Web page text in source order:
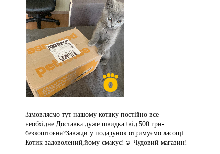
Замовляємо тут нашому котику постійно все
необхідне.Доставка дуже швидка+від 500 грн-
безкоштовна?Завжди у подарунок отримуємо ласощі.
Котик задоволений,йому смакує!☺️ Чудовий магазин!